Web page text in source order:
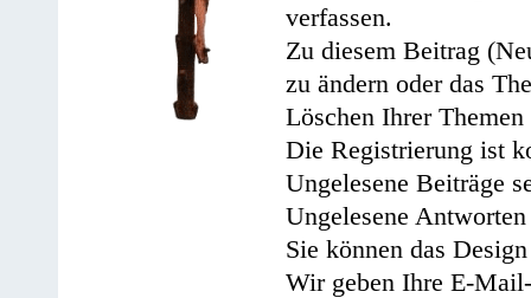
verfassen.
Zu diesem Beitrag
zu ändern oder das
Löschen Ihrer
Die Registrierung ist
Ungelesene Beiträge
Ungelesene
Sie können das
Wir geben Ihre E-